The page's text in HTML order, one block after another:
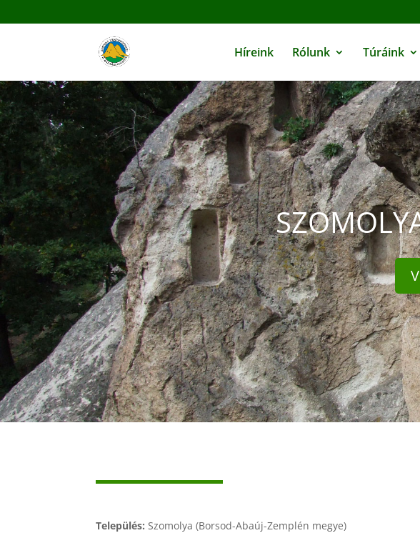
Híreink Rólunk Túráink
Település: Szomolya (Borsod-Abaúj-Zemplén megye)